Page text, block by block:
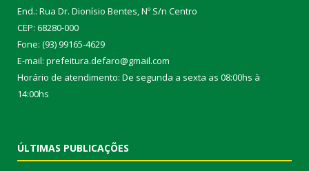
End.: Rua Dr. Dionísio Bentes, Nº S/n Centro
CEP: 68280-000
Fone: (93) 99165-4629
E-mail: prefeitura.defaro@gmail.com
Horário de atendimento: De segunda a sexta as 08:00hs à
14:00hs
ÚLTIMAS PUBLICAÇÕES